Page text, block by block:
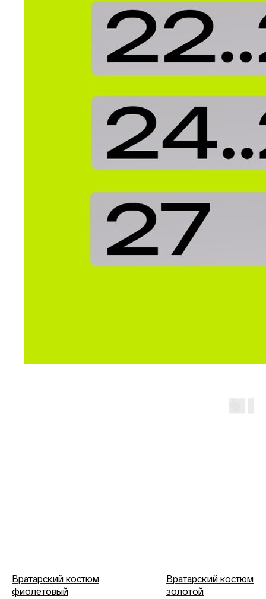
Вратарский костюм
фиолетовый
Вратарский костюм
золотой